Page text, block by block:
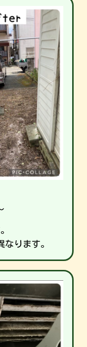
ります。